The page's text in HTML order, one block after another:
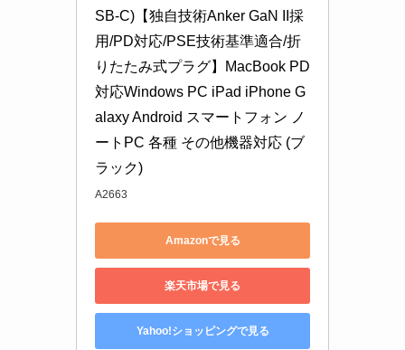
SB-C)【独自技術Anker GaN II採
用/PD対応/PSE技術基準適合/折
りたたみ式プラグ】MacBook PD
対応Windows PC iPad iPhone G
alaxy Android スマートフォン ノ
ートPC 各種 その他機器対応 (ブ
ラック)
A2663
Amazonで見る
楽天市場で見る
Yahoo!ショッピングで見る